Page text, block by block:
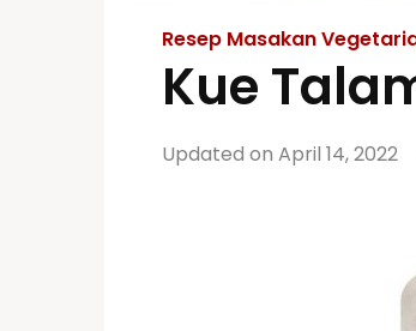
Resep Masakan
Kue
Updated on April 14, 2022